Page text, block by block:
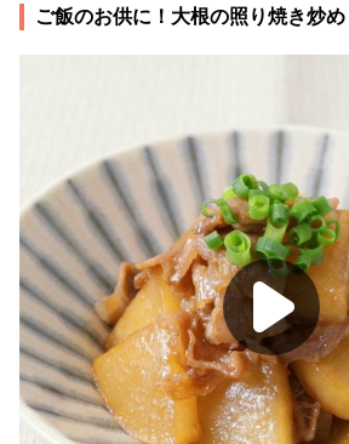
ご飯のお供に！大根の照り焼き炒め